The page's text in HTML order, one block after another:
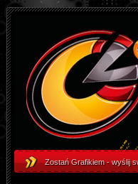
"Diuna" -
Okładki DVD & Okładki Blu-Ray -
Zostań Grafikiem - wyślij